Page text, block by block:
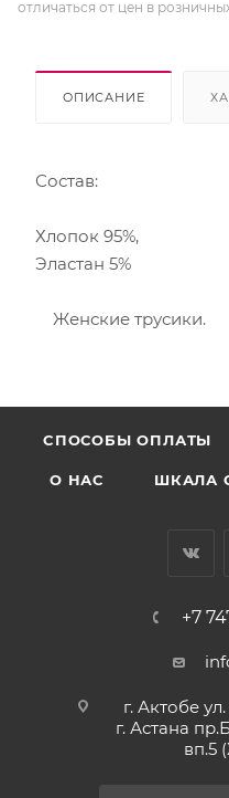
отличаться от цен в
ОПИСАНИЕ
Состав:
Хлопок 95%,
Эластан 5%
Женские трусики.
CПОСОБЫ ОПЛАТЫ
О НАС ШКАЛА
+7
г. Актобе
г. Астана
вп.5